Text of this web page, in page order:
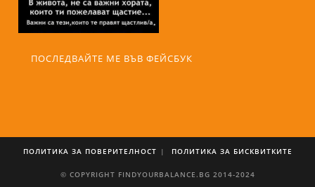
© COPYRIGHT FINDYOURBALANCE.BG 2014-2024